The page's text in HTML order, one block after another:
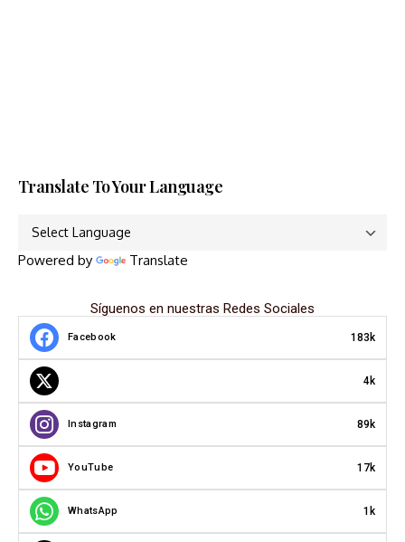
Translate To Your Language
Powered by Translate
Síguenos en nuestras Redes Sociales
Facebook 183k
4k
Instagram 89k
YouTube 17k
WhatsApp 1k